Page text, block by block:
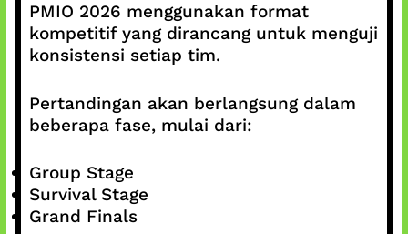
PMIO 2026 menggunakan format
kompetitif yang dirancang untuk menguji
konsistensi setiap tim.
Pertandingan akan berlangsung dalam
beberapa fase, mulai dari:
Group Stage
Survival Stage
Grand Finals